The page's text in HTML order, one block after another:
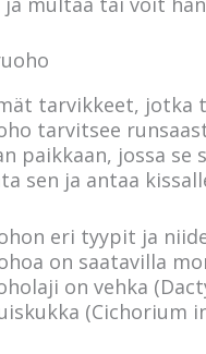
tarvikkeet, jotka
tarvitsee
paikkaan, jossa se
sen ja antaa
eri tyypit ja
on saatavilla
on vehka
(Cichorium